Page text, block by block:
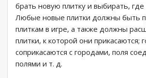
брать новую плитку и выбирать, где
Любые новые плитки должны быть
плиткам в игре, а также должны
плитки, к которой они прикасаются;
соприкасаются с городами, поля
полями и т. д.